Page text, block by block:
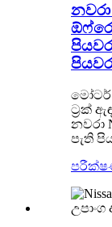
නවරා
පියවර
මෝටර්
ට්‍රක්
නවරා
පැති